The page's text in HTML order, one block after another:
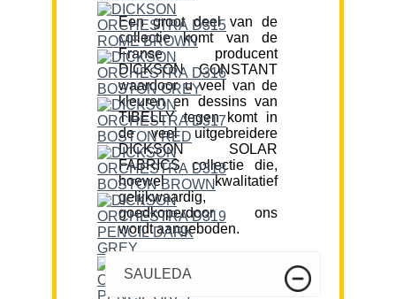
Een groot deel van de
collectie komt van de
Franse producent
DICKSON CONSTANT
waardoor u veel van de
kleuren en dessins van
TIBELLY tegen komt in
de veel uitgebreidere
DICKSON SOLAR
FABRICS collectie die,
hoewel kwalitatief
gelijkwaardig,
goedkoperdoor ons
wordt aangeboden.
SAULEDA